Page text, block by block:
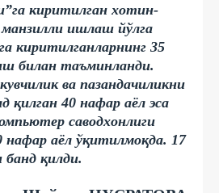
киритилган хотин-
манзилли ишлаш йўлга
киритилганларнинг 35
билан таъминланди.
ва пазандачиликни
қилган 40 нафар аёл эса
саводхонлиги
нафар аёл ўқитилмоқда. 17
банд қилди.